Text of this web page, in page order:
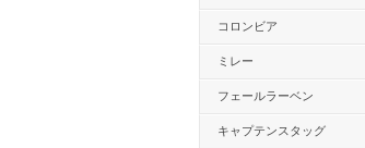
コロンビア
ミレー
フェールラーベン
キャプテンスタッグ